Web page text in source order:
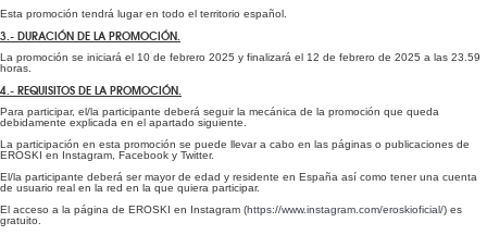
Esta promoción tendrá lugar en todo el territorio español.
3.- DURACIÓN DE LA PROMOCIÓN.
La promoción se iniciará el 10 de febrero 2025 y finalizará el 12 de febrero de 2025 a las 23.59
horas.
4.- REQUISITOS DE LA PROMOCIÓN.
Para participar, el/la participante deberá seguir la mecánica de la promoción que queda
debidamente explicada en el apartado siguiente.
La participación en esta promoción se puede llevar a cabo en las páginas o publicaciones de
EROSKI en Instagram, Facebook y Twitter.
El/la participante deberá ser mayor de edad y residente en España así como tener una cuenta
de usuario real en la red en la que quiera participar.
El acceso a la página de EROSKI en Instagram (https://www.instagram.com/eroskioficial/) es
gratuito.